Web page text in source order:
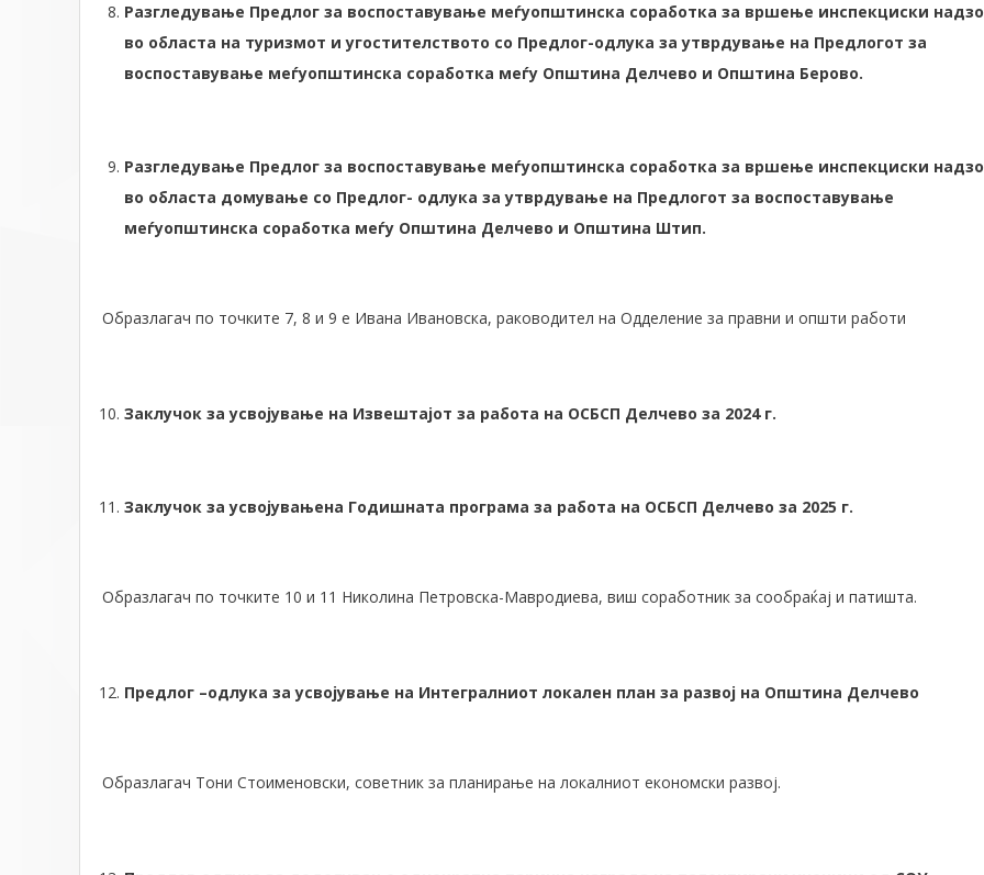
Разгледување Предлог за воспоставување меѓуопштинска соработка за вршење инспекциски
во областа на туризмот и угостителството со Предлог-одлука за утврдување на Предлогот за
воспоставување меѓуопштинска соработка меѓу Општина Делчево и Општина Берово.
Разгледување Предлог за воспоставување меѓуопштинска соработка за вршење инспекциски
во областа домување со Предлог- одлука за утврдување на Предлогот за воспоставување
меѓуопштинска соработка меѓу Општина Делчево и Општина Штип.
Образлагач по точките 7, 8 и 9 е Ивана Ивановска, раководител на Одделение за правни и општи работи
Заклучок за усвојување на Извештајот за работа на ОСБСП Делчево за 2024 г.
Заклучок за усвојувањена Годишната програма за работа на ОСБСП Делчево за 2025 г.
Образлагач по точките 10 и 11 Николина Петровска-Мавродиева, виш соработник за сообраќај и патишта.
Предлог –одлука за усвојување на Интегралниот локален план за развој на Општина Делчево
Образлагач Тони Стоименовски, советник за планирање на локалниот економски развој.